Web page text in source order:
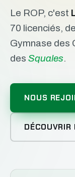
Le ROP, c'est
70 licenciés,
Gymnase des
des Squales.
NOUS
DÉCOUVRIR